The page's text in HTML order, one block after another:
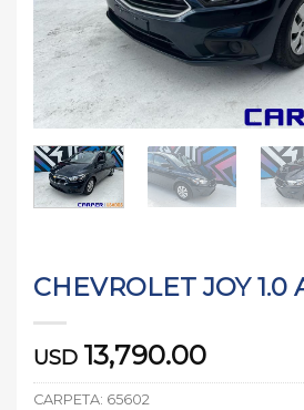
CHEVROLET JOY 1.0
USD 13,790.00
CARPETA: 65602